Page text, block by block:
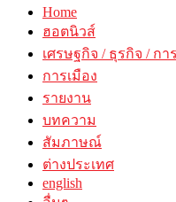
Home
ฮอตนิวส์
เศรษฐกิจ / ธุรกิจ / กา
การเมือง
รายงาน
บทความ
สัมภาษณ์
ต่างประเทศ
english